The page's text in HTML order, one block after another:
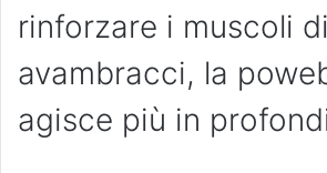
rinforzare i muscoli
avambracci, la
agisce più in